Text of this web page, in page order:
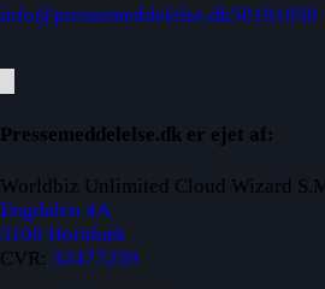
info@pressemeddelelse.dk50191050
Pressemeddelelse.dk er ejet af:
Worldbiz Unlimited Cloud Wizard
Engdalen 4A
3100 Hornbæk
CVR: 32477259